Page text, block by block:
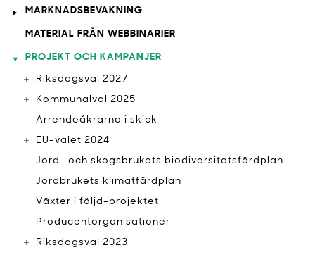
MARKNADSBEVAKNING
MATERIAL FRÅN WEBBINARIER
PROJEKT OCH KAMPANJER
Riksdagsval 2027
Kommunalval 2025
Arrendeåkrarna i skick
EU-valet 2024
Jord- och skogsbrukets biodiversitetsfärdplan
Jordbrukets klimatfärdplan
Växter i följd-projektet
Producentorganisationer
Riksdagsval 2023